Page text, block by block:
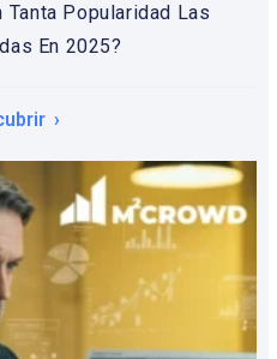
Tanta Popularidad Las
En 2025?